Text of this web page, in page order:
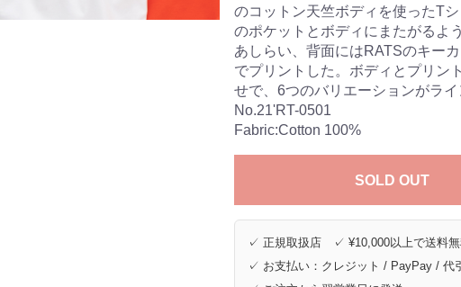
のコットン天竺ボディを使ったT
のポケットとボディにまたがるよ
あしらい、背面にはRATSのキー
でプリントした。ボディとプリン
せで、6つのバリエーションがライ
No.21'RT-0501
Fabric:Cotton 100%
SOLD OUT
✓ 正規取扱店 ✓ ¥10,000以上で送料
✓ お支払い：クレジット / PayPay / 代